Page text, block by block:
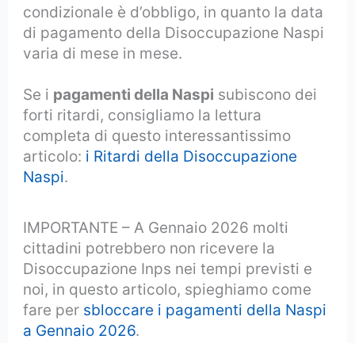
condizionale è d’obbligo, in quanto la data
di pagamento della Disoccupazione Naspi
varia di mese in mese.
Se i pagamenti della Naspi subiscono dei
forti ritardi, consigliamo la lettura
completa di questo interessantissimo
articolo: i Ritardi della Disoccupazione
Naspi.
IMPORTANTE – A Gennaio 2026 molti
cittadini potrebbero non ricevere la
Disoccupazione Inps nei tempi previsti e
noi, in questo articolo, spieghiamo come
fare per sbloccare i pagamenti della Naspi
a Gennaio 2026.